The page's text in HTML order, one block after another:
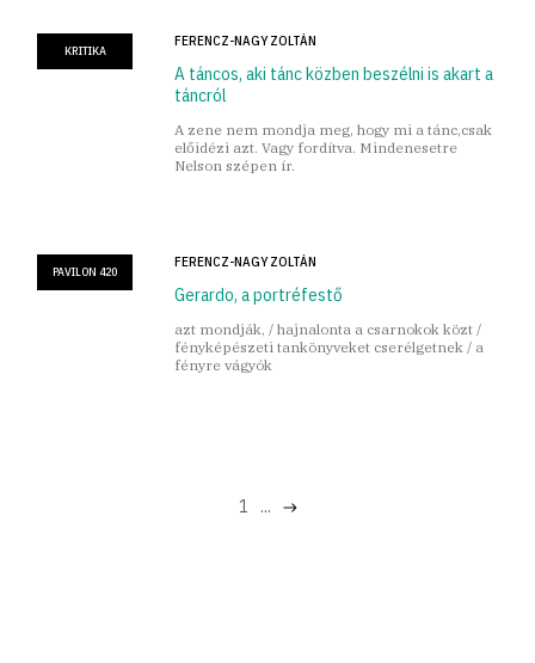
KRITIKA
FERENCZ-NAGY ZOLTÁN
A táncos, aki tánc közben beszélni is akart a
táncról
A zene nem mondja meg, hogy mi a tánc,csak
előidézi azt. Vagy fordítva. Mindenesetre
Nelson szépen ír.
PAVILON 420
FERENCZ-NAGY ZOLTÁN
Gerardo, a portréfestő
azt mondják, / hajnalonta a csarnokok közt /
fényképészeti tankönyveket cserélgetnek / a
fényre vágyók
1 ...